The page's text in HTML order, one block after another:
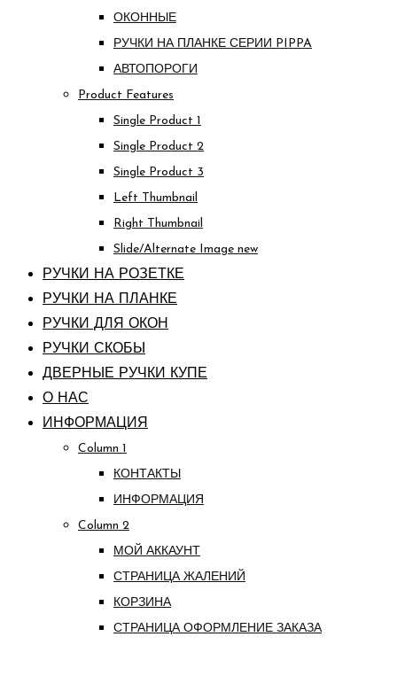
ОКОННЫЕ
РУЧКИ НА ПЛАНКЕ СЕРИИ PIPPA
АВТОПОРОГИ
Product Features
Single Product 1
Single Product 2
Single Product 3
Left Thumbnail
Right Thumbnail
Slide/Alternate Image new
РУЧКИ НА РОЗЕТКЕ
РУЧКИ НА ПЛАНКЕ
РУЧКИ ДЛЯ ОКОН
РУЧКИ СКОБЫ
ДВЕРНЫЕ РУЧКИ КУПЕ
О НАС
ИНФОРМАЦИЯ
Column 1
КОНТАКТЫ
ИНФОРМАЦИЯ
Column 2
МОЙ АККАУНТ
СТРАНИЦА ЖАЛЕНИЙ
КОРЗИНА
СТРАНИЦА ОФОРМЛЕНИЕ ЗАКАЗА